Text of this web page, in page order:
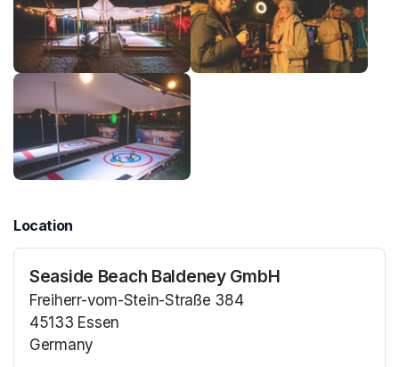
Location
Seaside Beach Baldeney GmbH
Freiherr-vom-Stein-Straße 384
45133 Essen
Germany